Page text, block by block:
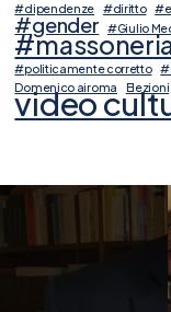
#dipendenze #diritto
#gender #Giulio
#politicamente corretto
Domenico airoma
Elezioni
video